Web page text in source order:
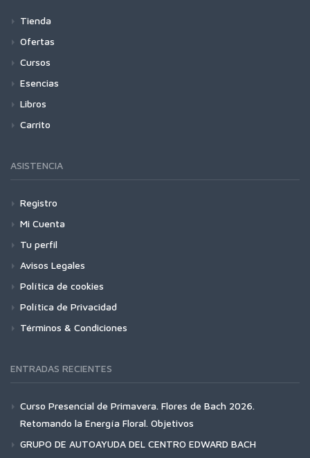
Tienda
Ofertas
Cursos
Esencias
Libros
Carrito
ASISTENCIA
Registro
Mi Cuenta
Tu perfil
Avisos Legales
Política de cookies
Política de Privacidad
Términos & Condiciones
ENTRADAS RECIENTES
Curso Presencial de Primavera. Flores de Bach 2026.
Retomando la Energía Floral. Objetivos
GRUPO DE AUTOAYUDA DEL CENTRO EDWARD BACH